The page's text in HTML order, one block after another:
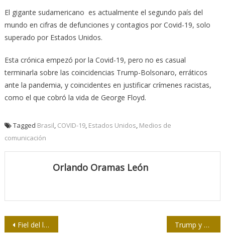
El gigante sudamericano es actualmente el segundo país del
mundo en cifras de defunciones y contagios por Covid-19, solo
superado por Estados Unidos.
Esta crónica empezó por la Covid-19, pero no es casual
terminarla sobre las coincidencias Trump-Bolsonaro, erráticos
ante la pandemia, y coincidentes en justificar crímenes racistas,
como el que cobró la vida de George Floyd.
Tagged Brasil COVID-19, Estados Unidos Medios de
comunicación
Orlando Oramas León
Navegación
Fiel del lenguaje 30 / El idioma necesita amparo Trump y su afán de quedar bien con policías y víctimas